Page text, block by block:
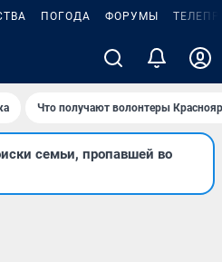
ПОГОДА ФОРУМЫ
Что получают волонтеры
семьи, пропавшей во